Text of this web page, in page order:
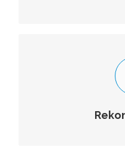
Rekonstrukcije
postrojenja za